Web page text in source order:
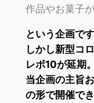
作品やお菓子
という企画で
しかし新型コ
レボ10が延期。
当企画の主旨
の形で開催で